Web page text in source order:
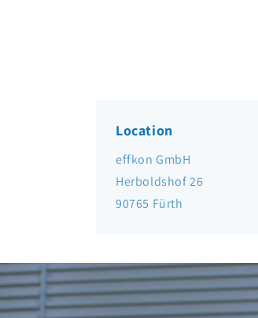
Location
effkon GmbH
Herboldshof 26
90765 Fürth